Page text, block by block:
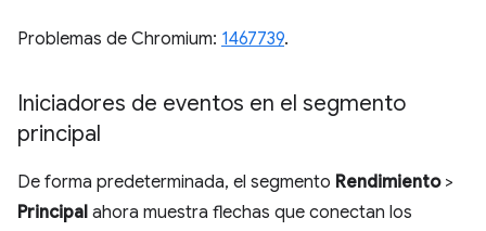
Problemas de Chromium: 1467739.
Iniciadores de eventos en el segmento
principal
De forma predeterminada, el segmento Rendimiento>
Principal ahora muestra flechas que conectan los